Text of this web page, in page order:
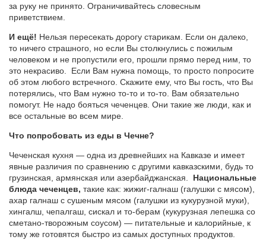
за руку не принято. Ограничивайтесь словесным
приветствием.
И ещё! Нельзя пересекать дорогу старикам. Если он далеко,
то ничего страшного, но если Вы столкнулись с пожилым
человеком и не пропустили его, прошли прямо перед ним, то
это некрасиво. Если Вам нужна помощь, то просто попросите
об этом любого встречного. Скажите ему, что Вы гость, что Вы
потерялись, что Вам нужно то-то и то-то. Вам обязательно
помогут. Не надо бояться чеченцев. Они такие же люди, как и
все остальные во всем мире.
Что попробовать из еды в Чечне?
Чеченская кухня — одна из древнейших на Кавказе и имеет
явные различия по сравнению с другими кавказскими, будь то
грузинская, армянская или азербайджанская. Национальные
блюда чеченцев, такие как: жижиг-галнаш (галушки с мясом),
ахар галнаш с сушеным мясом (галушки из кукурузной муки),
хингалш, чепалгаш, сискал и то-берам (кукурузная лепешка со
сметано-творожным соусом) — питательные и калорийные, к
тому же готовятся быстро из самых доступных продуктов.